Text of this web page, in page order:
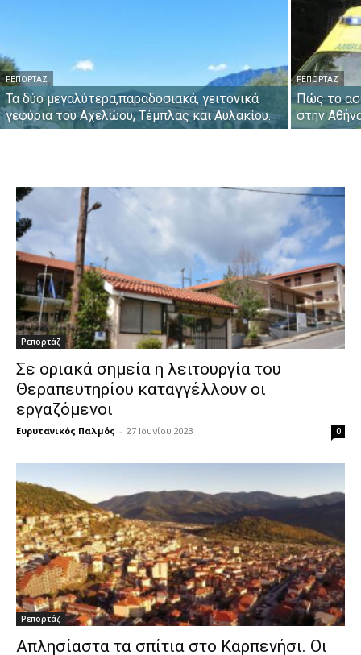
ΡΕΠΟΡΤΆΖ
Τα δύο μεγαλύτερα,παραδοσιακά, γειτονικά
γεφύρια του Αχελώου, Τέμπλας και Αυλακίου.
ΡΕΠΟΡΤΆΖ
Πώς το
στην
Ρεπορτάζ
Σε οριακά σημεία η λειτουργία του
Θεραπευτηρίου καταγγέλλουν οι
εργαζόμενοι
Ευρυτανικός Παλμός - 27 Ιουνίου 2023 0
Ρεπορτάζ
Απλησίαστα τα σπίτια στο Καρπενήσι. Οι